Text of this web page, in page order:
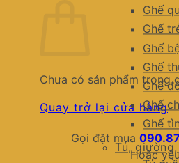
Ghế
Ghế
Ghế
Ghế
Ghế
Ghế
Ghế
Tủ,
Chưa có sản phẩm trong
Quay trở lại cửa hàng
Gọi đặt mua
Hoặc